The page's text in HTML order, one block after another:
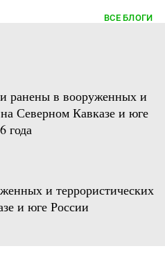
ВСЕ БЛОГИ
ранены в вооруженных и
Северном Кавказе и юге
года
и террористических
и юге России